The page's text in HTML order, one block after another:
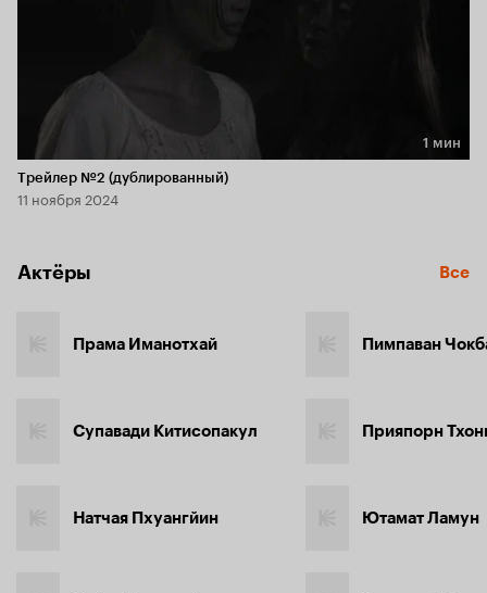
Длительность 1 мин
1 мин
Трейлер №2 (дублированный)
11 ноября 2024
Актёры Все
Прама Иманотхай
Супавади Китисопакул
Натчая Пхуангйин
Прияпорн
Ютамат Ламун